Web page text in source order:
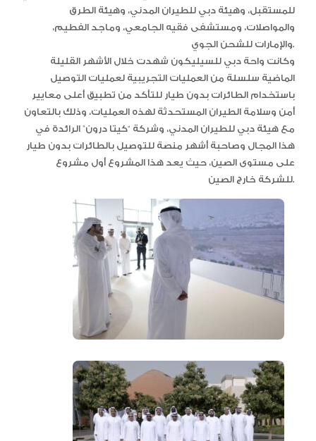
للمستقبل، وهيئة دبي للطيران المدني، وهيئة الطرق
والمواصلات، ومستشفى فقيه الجامعي، وماجد الفطيم،
والإمارات للشحن الجوي.
وكانت واحة دبي للسيليكون شهدت خلال الأشهر القليلة
الماضية سلسلة من العمليات التجريبية لعمليات التوصيل
باستخدام الطائرات بدون طيار للتأكد من تطبيق أعلى معايير
أمن وسلامة الطيران المستحدثة لهذه العمليات، وذلك بالتعاون
مع هيئة دبي للطيران المدني، وشركة “كيتا درون” الرائدة في
هذا المجال وصاحبة أشهر منصة للتوصيل بالطائرات بدون طيار
على مستوى الصين، حيث يعد هذا المشروع أول مشروع
للشركة خارج الصين.